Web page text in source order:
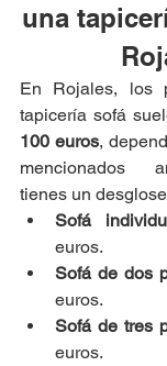
una
En Rojales, los
tapicería sofá
100 euros,
mencionados
tienes un
Sofá
euros.
Sofá de dos
euros.
Sofá de tres
euros.